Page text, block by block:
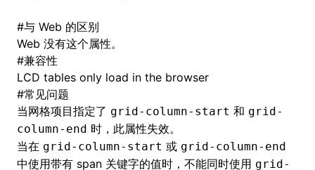
#与 Web 的区别
Web 没有这个属性。
#兼容性
LCD tables only load in the browser
#常见问题
当网格项目指定了 grid-column-start 和 grid-
column-end 时，此属性失效。
当在 grid-column-start 或 grid-column-end
中使用带有 span 关键字的值时，不能同时使用 grid-